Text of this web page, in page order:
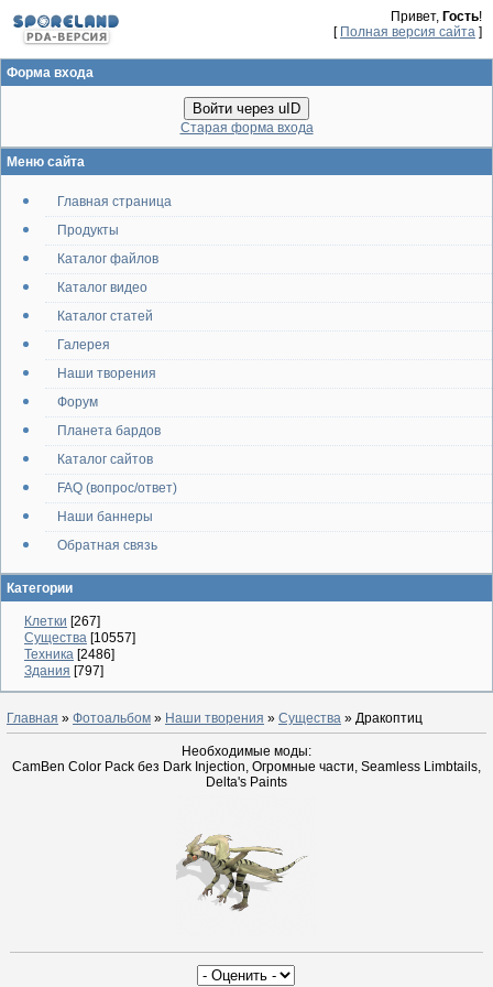
Привет, Гость!
[ Полная версия сайта ]
Форма входа
Войти через uID
Старая форма входа
Меню сайта
Главная страница
Продукты
Каталог файлов
Каталог видео
Каталог статей
Галерея
Наши творения
Форум
Планета бардов
Каталог сайтов
FAQ (вопрос/ответ)
Наши баннеры
Обратная связь
Категории
Клетки [267]
Существа [10557]
Техника [2486]
Здания [797]
Главная » Фотоальбом » Наши творения » Существа » Дракоптиц
Необходимые моды:
CamBen Color Pack без Dark Injection, Огромные части, Seamless Limbtails,
Delta's Paints